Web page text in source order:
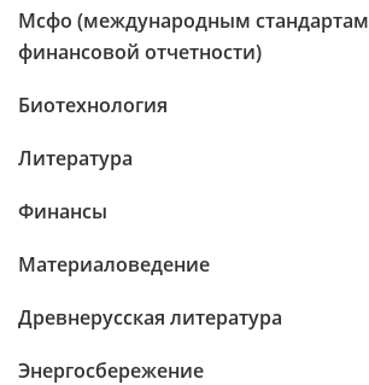
Мсфо (международным стандартам
финансовой отчетности)
Биотехнология
Литература
Финансы
Материаловедение
Древнерусская литература
Энергосбережение